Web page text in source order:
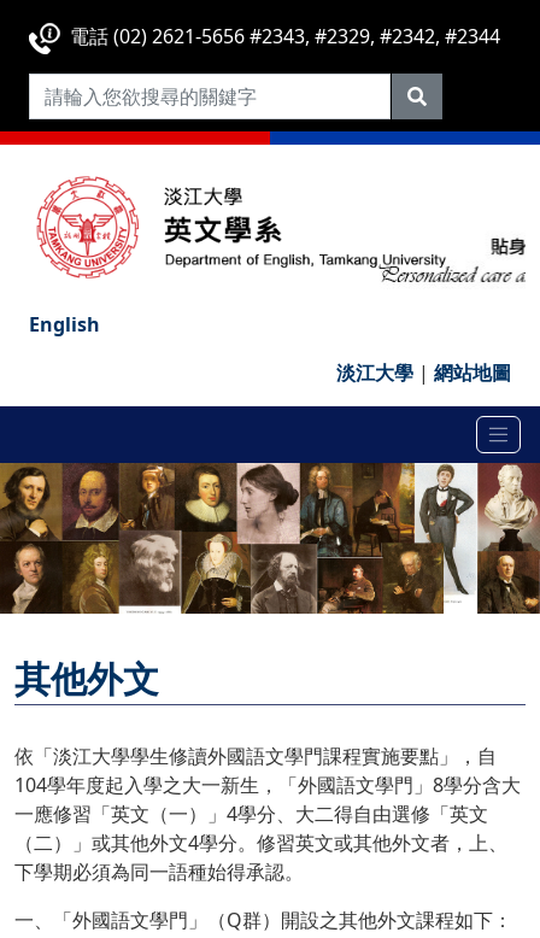
電話 (02) 2621-5656 #2343, #2329, #2342, #2344
English
淡江大學 | 網站地圖
其他外文
依「淡江大學學生修讀外國語文學門課程實施要點」，自
104學年度起入學之大一新生，「外國語文學門」8學分含大
一應修習「英文（一）」4學分、大二得自由選修「英文
（二）」或其他外文4學分。修習英文或其他外文者，上、
下學期必須為同一語種始得承認。
一、「外國語文學門」（Q群）開設之其他外文課程如下：